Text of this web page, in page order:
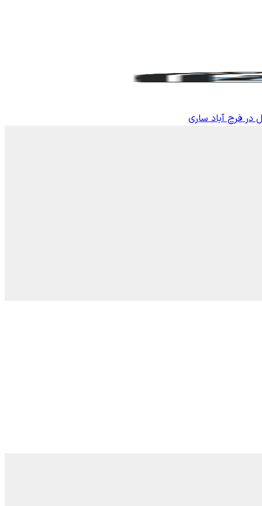
در فرح آباد ساری